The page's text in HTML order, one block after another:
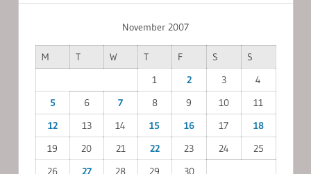
November 2007
M T W T F S
S
1
2 3
4
5
6 7 8 9 10
11
12
13 14 15 16 17
18
19
20 21 22 23 24
25
26
27 28 29
30